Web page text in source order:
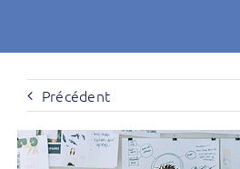
Précédent